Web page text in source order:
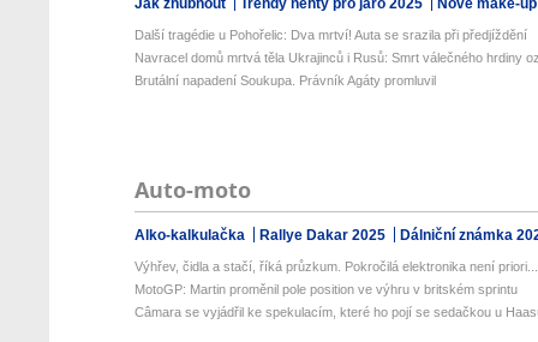
Jak zhubnout Trendy nehty pro jaro 2025 Nové make-
Další tragédie u Pohořelic: Dva mrtví! Auta se srazila při předjíždění
Navracel domů mrtvá těla Ukrajinců i Rusů: Smrt válečného hrdiny
Brutální napadení Soukupa. Právník Agáty promluvil
Auto-moto
Alko-kalkulačka Rallye Dakar 2025 Dálniční známka
Výhřev, čidla a stačí, říká průzkum. Pokročilá elektronika není priori...
MotoGP: Martin proměnil pole position ve výhru v britském sprintu
Câmara se vyjádřil ke spekulacím, které ho pojí se sedačkou u